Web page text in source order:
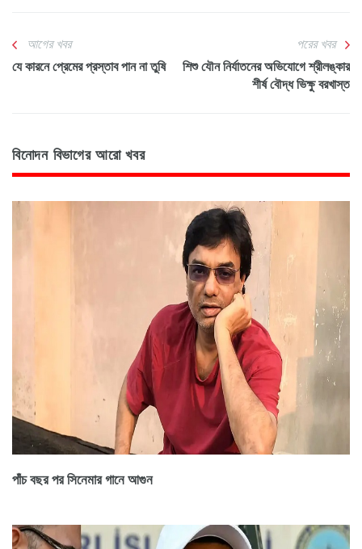
আগের খবর
যে কারনে প্রেমের প্রস্তাব পান না তুষি
পরের খবর
শিশু যৌন নির্যাতনের অভিযোগে শ্রীলঙ্কার
শীর্ষ বৌদ্ধ ভিক্ষু বরখাস্ত
বিনোদন বিভাগের আরো খবর
পাঁচ বছর পর সিনেমার গানে আগুন